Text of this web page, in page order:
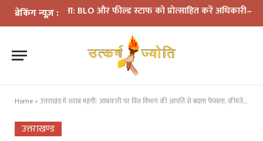
ब्रेकिंग न्यूज़ :
समीक्षा: BLO और फील्ड स्टाफ को प्रोत्साहित करें अधिकारी—मुख्य
Home » उत्तराखंड में शराब महंगी: आबकारी पर वित्त विभाग की आपत्ति से बदला फैसला, कीमतें 50-100 रुपये बढ़ीं
उत्तराखण्ड